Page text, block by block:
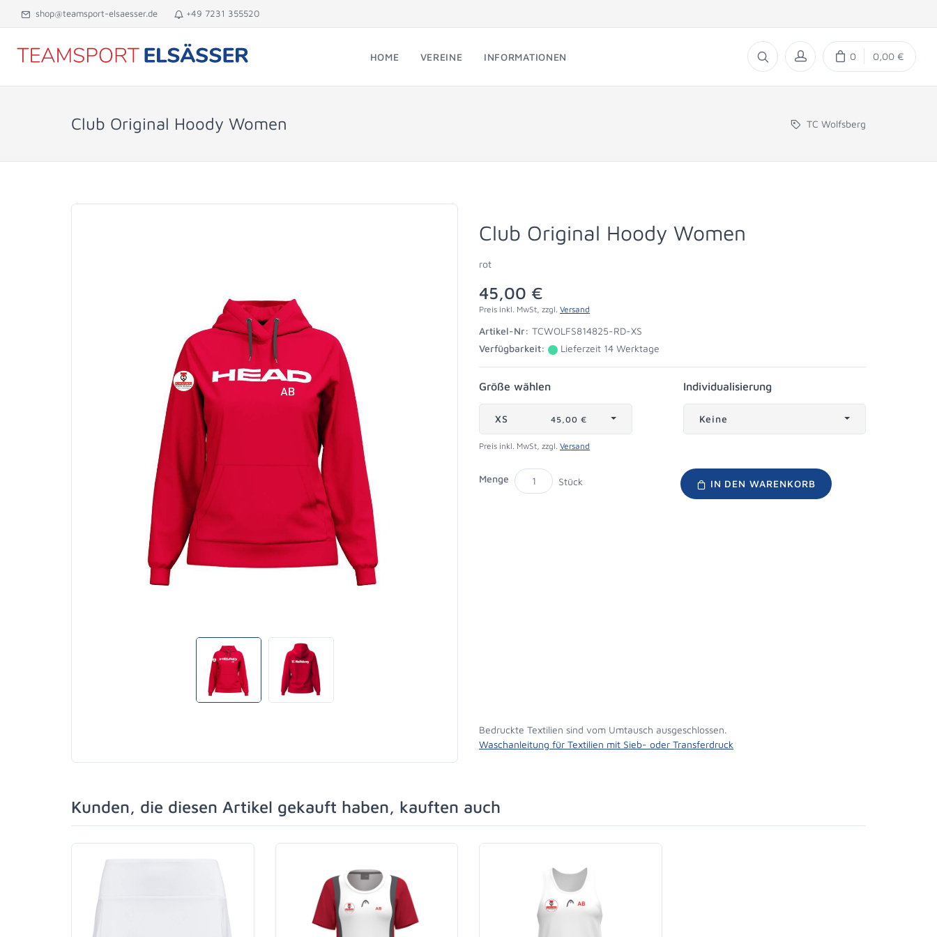
shop@teamsport-elsaesser.de +49 7231 355520
HOME VEREINE INFORMATIONEN 0 0,00 €
Club Original Hoody Women TC Wolfsberg
Club Original Hoody Women
rot
45,00 €
Preis inkl. MwSt, zzgl. Versand
Artikel-Nr: TCWOLFS814825-RD-XS
Verfügbarkeit:
Lieferzeit 14 Werktage
Größe wählen
XS 45,00 €
Preis inkl. MwSt, zzgl. Versand
Individualisierung
Keine
Menge Stück IN DEN WARENKORB
Bedruckte Textilien sind vom Umtausch ausgeschlossen.
Waschanleitung für Textilien mit Sieb- oder Transferdruck
Kunden, die diesen Artikel gekauft haben, kauften auch